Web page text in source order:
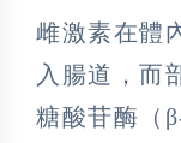
雌激素在體
入腸道，而
糖酸苷酶（